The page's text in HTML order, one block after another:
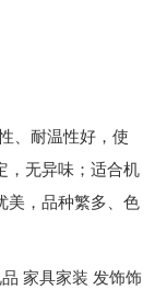
、耐温性好，使
，无异味；适合机
美，品种繁多、色
家具家装 发饰饰